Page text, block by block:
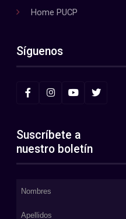
Home PUCP
Síguenos
Suscríbete a
nuestro boletín